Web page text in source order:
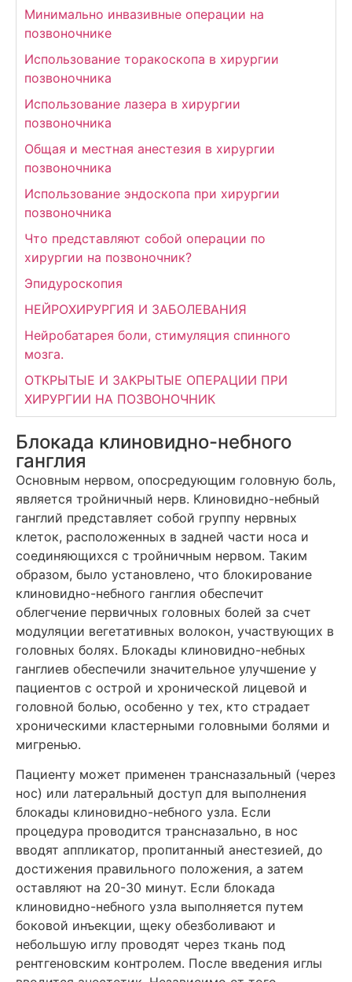
Минимально инвазивные операции на
позвоночнике
Использование торакоскопа в хирургии
позвоночника
Использование лазера в хирургии
позвоночника
Общая и местная анестезия в хирургии
позвоночника
Использование эндоскопа при хирургии
позвоночника
Что представляют собой операции по
хирургии на позвоночник?
Эпидуроскопия
НЕЙРОХИРУРГИЯ И ЗАБОЛЕВАНИЯ
Нейробатарея боли, стимуляция спинного
мозга.
ОТКРЫТЫЕ И ЗАКРЫТЫЕ ОПЕРАЦИИ ПРИ
ХИРУРГИИ НА ПОЗВОНОЧНИК
Блокада клиновидно-небного
ганглия
Основным нервом, опосредующим головную боль,
является тройничный нерв. Клиновидно-небный
ганглий представляет собой группу нервных
клеток, расположенных в задней части носа и
соединяющихся с тройничным нервом. Таким
образом, было установлено, что блокирование
клиновидно-небного ганглия обеспечит
облегчение первичных головных болей за счет
модуляции вегетативных волокон, участвующих в
головных болях. Блокады клиновидно-небных
ганглиев обеспечили значительное улучшение у
пациентов с острой и хронической лицевой и
головной болью, особенно у тех, кто страдает
хроническими кластерными головными болями и
мигренью.
Пациенту может применен трансназальный (через
нос) или латеральный доступ для выполнения
блокады клиновидно-небного узла. Если
процедура проводится трансназально, в нос
вводят аппликатор, пропитанный анестезией, до
достижения правильного положения, а затем
оставляют на 20-30 минут. Если блокада
клиновидно-небного узла выполняется путем
боковой инъекции, щеку обезболивают и
небольшую иглу проводят через ткань под
рентгеновским контролем. После введения иглы